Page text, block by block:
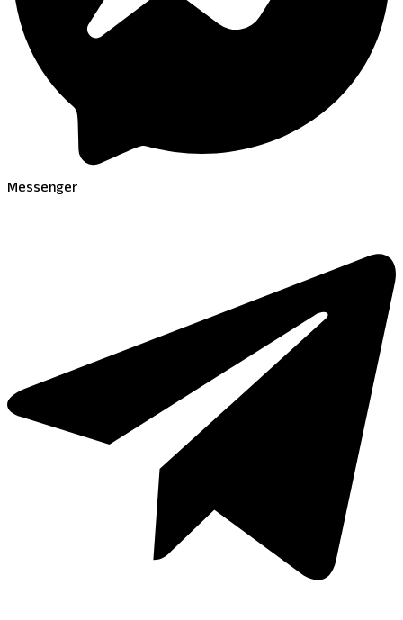
Messenger